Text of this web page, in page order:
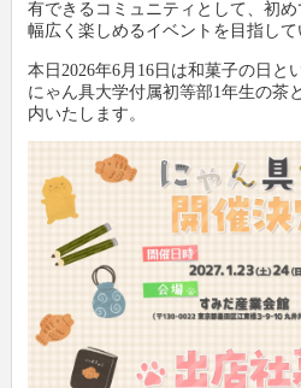
有できるコミュニティとして、初
幅広く楽しめるイベントを目指して
本日2026年6月16日は和菓子の日と
にゃん具大学付属初等部1年生の茶
内いたします。